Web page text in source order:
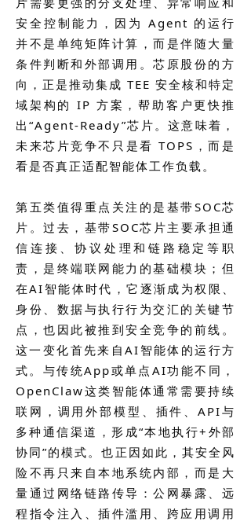
安全控制能力，因为 Agent 的运行
并不是单纯矩阵计算，而是伴随大量
条件判断和外部调用。芯原股份的方
向，正是推动集成 TEE 安全核和特定
域架构的 IP 方案，帮助客户更快推
出“Agent-Ready”芯片。这意味着，
未来芯片竞争不只是看 TOPS，而是
看是否真正适配智能体工作负载。
第五类值得重点关注的是基带SOC芯
片。过去，基带SOC芯片主要承担通
信连接、协议处理和链路稳定等职
责，是终端联网能力的基础模块；但
在AI智能体时代，它逐渐成为权限、
身份、数据与执行行为交汇的关键节
点，也因此被推到安全竞争的前线。
这一变化首先来自AI智能体的运行方
式。与传统App或单点AI功能不同，
OpenClaw这类智能体通常需要持续
联网，调用外部模型、插件、API与
多种通信渠道，形成“本地执行+外部
协同”的模式。也正因如此，其安全风
险不再只来自本地系统内部，而是大
量通过网络链路传导：公网暴露、远
程指令注入、插件滥用、跨应用调用